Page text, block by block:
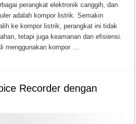
perangkat elektronik canggih, dan
adalah kompor listrik. Semakin
ke kompor listrik, perangkat ini tidak
tetapi juga keamanan dan efisiensi.
menggunakan kompor …
Recorder dengan